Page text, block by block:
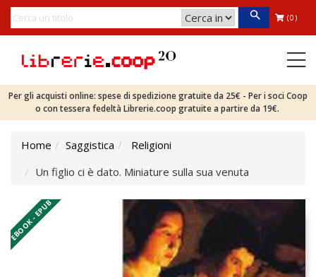
(0)
Per gli acquisti online: spese di spedizione gratuite da 25€ - Per i soci Coop
o con tessera fedeltà Librerie.coop gratuite a partire da 19€.
Home Saggistica
Religioni
Un figlio ci è dato. Miniature sulla sua venuta
EBOOK - EPUB